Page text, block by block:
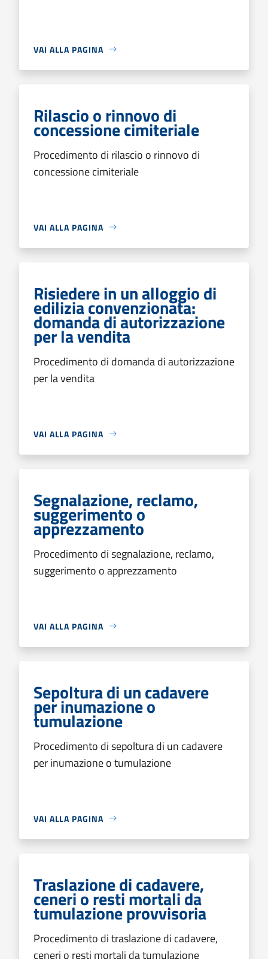
VAI ALLA PAGINA
Rilascio o rinnovo di
concessione cimiteriale
Procedimento di rilascio o rinnovo di
concessione cimiteriale
VAI ALLA PAGINA
Risiedere in un alloggio di
edilizia convenzionata:
domanda di autorizzazione
per la vendita
Procedimento di domanda di autorizzazione
per la vendita
VAI ALLA PAGINA
Segnalazione, reclamo,
suggerimento o
apprezzamento
Procedimento di segnalazione, reclamo,
suggerimento o apprezzamento
VAI ALLA PAGINA
Sepoltura di un cadavere
per inumazione o
tumulazione
Procedimento di sepoltura di un cadavere
per inumazione o tumulazione
VAI ALLA PAGINA
Traslazione di cadavere,
ceneri o resti mortali da
tumulazione provvisoria
Procedimento di traslazione di cadavere,
ceneri o resti mortali da tumulazione